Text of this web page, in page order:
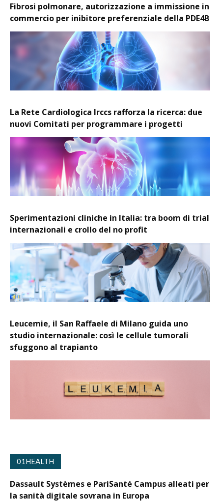
Fibrosi polmonare, autorizzazione a immissione in
commercio per inibitore preferenziale della PDE4B
La Rete Cardiologica Irccs rafforza la ricerca: due
nuovi Comitati per programmare i progetti
Sperimentazioni cliniche in Italia: tra boom di trial
internazionali e crollo del no profit
Leucemie, il San Raffaele di Milano guida uno
studio internazionale: così le cellule tumorali
sfuggono al trapianto
01HEALTH
Dassault Systèmes e PariSanté Campus alleati per
la sanità digitale sovrana in Europa